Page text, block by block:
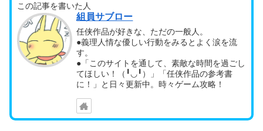
この記事を書いた人
組員サブロー
任侠作品が好きな、ただの一般人。
●義理人情な優しい行動をみるとよく涙を流
す。
●「このサイトを通して、素敵な時間を過ごし
てほしい！（╹◡╹）」「任侠作品の参考書
に！」と日々更新中。時々ゲーム攻略！